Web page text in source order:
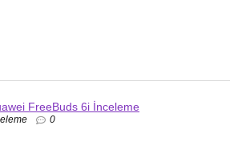
FreeBuds 6i İnceleme
0